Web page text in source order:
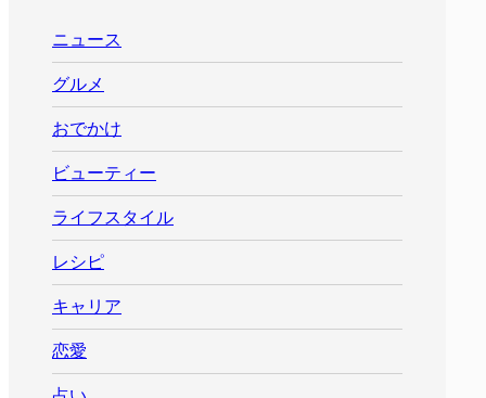
ニュース
グルメ
おでかけ
ビューティー
ライフスタイル
レシピ
キャリア
恋愛